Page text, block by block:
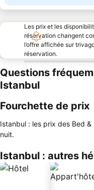
Les prix et les
réservation changent
l’offre affichée sur
réservation.
Questions
Istanbul
Fourchette de prix
Istanbul : les prix des Bed
nuit.
Istanbul : autres